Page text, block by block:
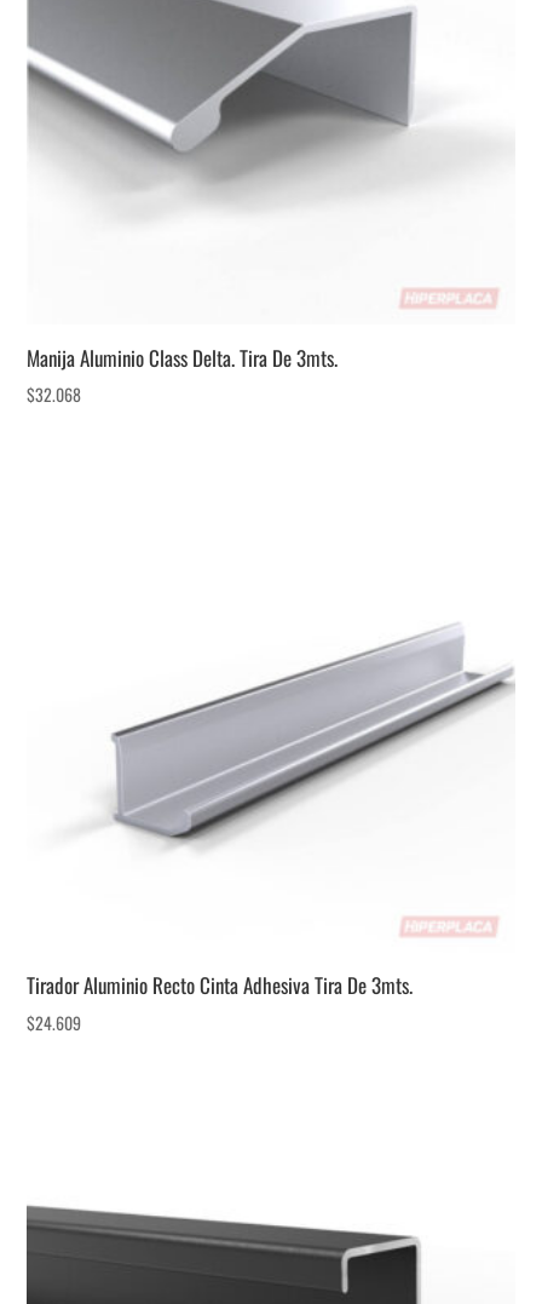
Manija Aluminio Class Delta. Tira De 3mts.
$32.068
Tirador Aluminio Recto Cinta Adhesiva Tira De 3mts.
$24.609